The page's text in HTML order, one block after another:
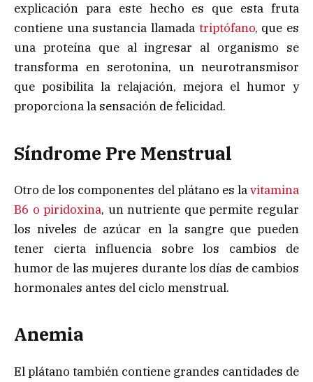
explicación para este hecho es que esta fruta
contiene una sustancia llamada triptófano, que es
una proteína que al ingresar al organismo se
transforma en serotonina, un neurotransmisor
que posibilita la relajación, mejora el humor y
proporciona la sensación de felicidad.
Síndrome Pre Menstrual
Otro de los componentes del plátano es lavitamina
B6 o piridoxina, un nutriente que permite regular
los niveles de azúcar en la sangre que pueden
tener cierta influencia sobre los cambios de
humor de las mujeres durante los días de cambios
hormonales antes del ciclo menstrual.
Anemia
El plátano también contiene grandes cantidades de